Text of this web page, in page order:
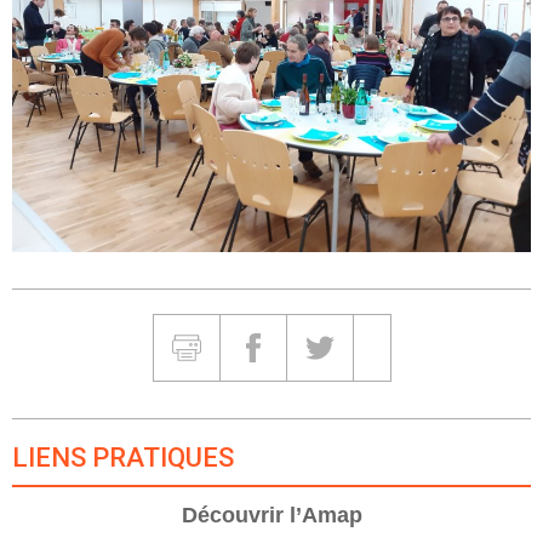
ImprimerPartager sur Facebook
Partager sur Twitter
LIENS PRATIQUES
Découvrir l’Amap